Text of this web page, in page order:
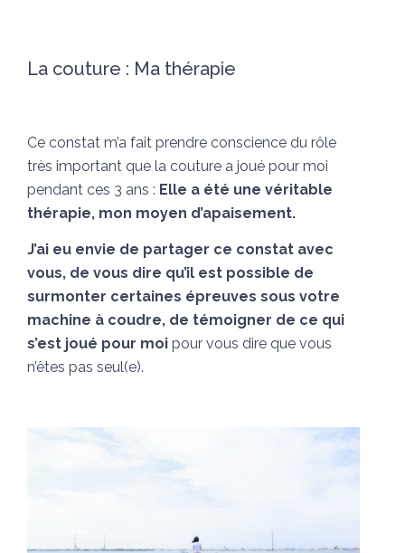
La couture : Ma thérapie
Ce constat m’a fait prendre conscience du rôle
très important que la couture a joué pour moi
pendant ces 3 ans : Elle a été une véritable
thérapie, mon moyen d’apaisement.
J’ai eu envie de partager ce constat avec
vous, de vous dire qu’il est possible de
surmonter certaines épreuves sous votre
machine à coudre, de témoigner de ce qui
s’est joué pour moi pour vous dire que vous
n’êtes pas seul(e).